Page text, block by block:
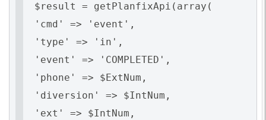
$result = getPlanfixApi(array(
'cmd' => 'event',
'type' => 'in',
'event' => 'COMPLETED',
'phone' => $ExtNum,
'diversion' => $IntNum,
'ext' => $IntNum,